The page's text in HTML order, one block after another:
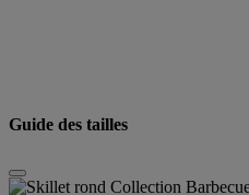
Guide des tailles